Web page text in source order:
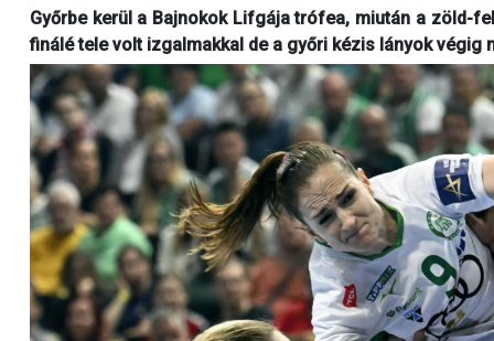
Győrbe kerül a Bajnokok Lifgája trófea, miután a zöld-
finálé tele volt izgalmakkal de a győri kézis lányok végig